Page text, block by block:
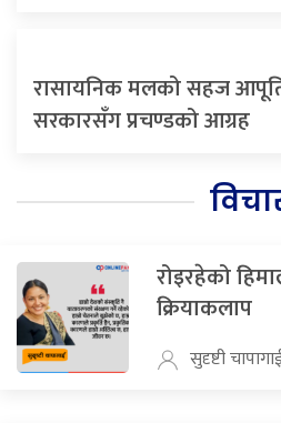
रासायनिक मलको सहज आपूर्ति
सरकारसँग प्रचण्डको आग्रह
रोइरहेको
क्रियाकलाप
सुदृष्टी